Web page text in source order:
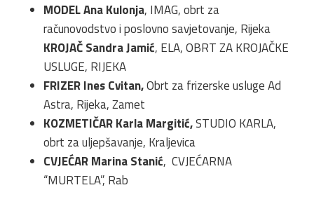
MODEL Ana Kulonja, IMAG, obrt za
računovodstvo i poslovno savjetovanje, Rijeka
KROJAČ Sandra Jamić, ELA, OBRT ZA KROJAČKE
USLUGE, RIJEKA
FRIZER Ines Cvitan,Obrt za frizerske usluge Ad
Astra, Rijeka, Zamet
KOZMETIČAR Karla Margitić,STUDIO KARLA,
obrt za uljepšavanje, Kraljevica
CVJEĆAR Marina Stanić, CVJEĆARNA
“MURTELA”, Rab